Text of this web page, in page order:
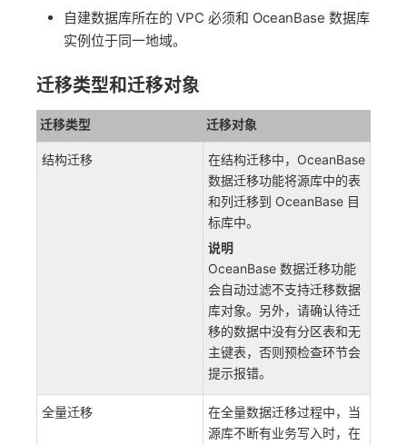
自建数据库所在的 VPC 必须和 OceanBase 数据库
实例位于同一地域。
迁移类型和迁移对象
迁移类型 迁移对象
结构迁移
在结构迁移中，OceanBase
数据迁移功能将源库中的表
和列迁移到 OceanBase 目
标库中。
说明
OceanBase 数据迁移功能
会自动过滤不支持迁移数据
库对象。另外，请确认待迁
移的数据中没有分区表和无
主键表，否则预检查环节会
提示报错。
全量迁移
在全量数据迁移过程中，当
源库不断有业务写入时，在